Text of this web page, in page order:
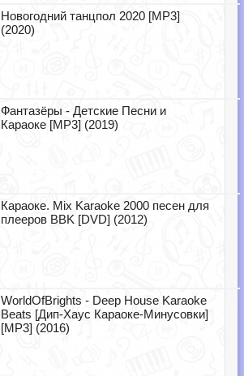
Новогодний танцпол 2020 [MP3]
(2020)
Фантазёры - Детские Песни и
Караоке [MP3] (2019)
Караоке. Mix Karaoke 2000 песен для
плееров BBK [DVD] (2012)
WorldOfBrights - Deep House Karaoke
Beats [Дип-Хаус Караоке-Минусовки]
[MP3] (2016)